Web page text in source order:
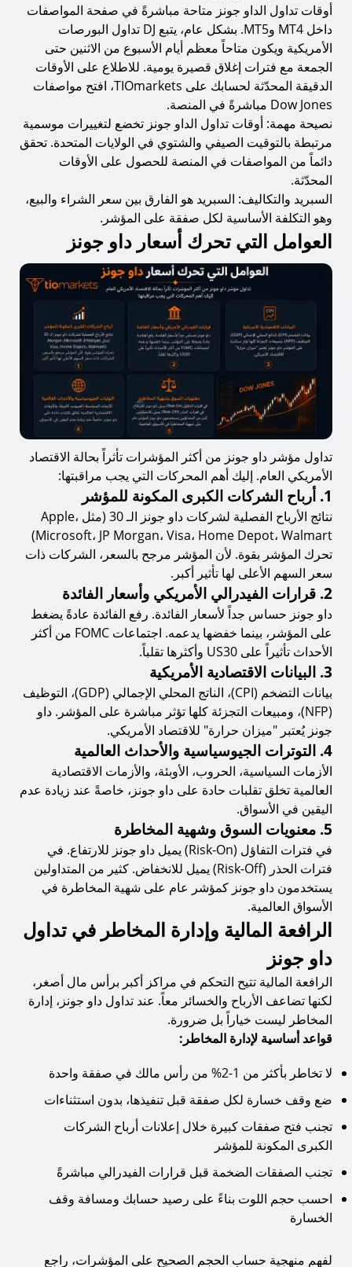
أوقات تداول الداو جونز متاحة مباشرةً في صفحة المواصفات
داخل MT4 وMT5. بشكل عام، يتبع DJ تداول البورصات
الأمريكية ويكون متاحاً معظم أيام الأسبوع من الاثنين حتى
الجمعة مع فترات إغلاق قصيرة يومية. للاطلاع على الأوقات
الدقيقة المحدّثة لحسابك على TIOmarkets، افتح مواصفات
Dow Jones مباشرةً في المنصة.
نصيحة مهمة: أوقات تداول الداو جونز تخضع لتغييرات موسمية
مرتبطة بالتوقيت الصيفي والشتوي في الولايات المتحدة. تحقق
دائماً من المواصفات في المنصة للحصول على الأوقات
المحدّثة.
السبريد والتكاليف: السبريد هو الفارق بين سعر الشراء والبيع،
وهو التكلفة الأساسية لكل صفقة على المؤشر.
العوامل التي تحرك أسعار داو جونز
تداول مؤشر داو جونز من أكثر المؤشرات تأثراً بحالة الاقتصاد
الأمريكي العام. إليك أهم المحركات التي يجب مراقبتها:
1. أرباح الشركات الكبرى المكونة للمؤشر
نتائج الأرباح الفصلية لشركات داو جونز الـ 30 (مثل Apple،
Microsoft، JP Morgan، Visa، Home Depot، Walmart)
تحرك المؤشر بقوة. لأن المؤشر مرجح بالسعر، الشركات ذات
سعر السهم الأعلى لها تأثير أكبر.
2. قرارات الفيدرالي الأمريكي وأسعار الفائدة
داو جونز حساس جداً لأسعار الفائدة. رفع الفائدة عادةً يضغط
على المؤشر، بينما خفضها يدعمه. اجتماعات FOMC من أكثر
الأحداث تأثيراً على US30 وأكثرها تقلباً.
3. البيانات الاقتصادية الأمريكية
بيانات التضخم (CPI)، الناتج المحلي الإجمالي (GDP)، التوظيف
(NFP)، ومبيعات التجزئة كلها تؤثر مباشرة على المؤشر. داو
جونز يُعتبر "ميزان حرارة" للاقتصاد الأمريكي.
4. التوترات الجيوسياسية والأحداث العالمية
الأزمات السياسية، الحروب، الأوبئة، والأزمات الاقتصادية
العالمية تخلق تقلبات حادة على داو جونز، خاصةً عند زيادة عدم
اليقين في الأسواق.
5. معنويات السوق وشهية المخاطرة
في فترات التفاؤل (Risk-On) يميل داو جونز للارتفاع. في
فترات الحذر (Risk-Off) يميل للانخفاض. كثير من المتداولين
يستخدمون داو جونز كمؤشر عام على شهية المخاطرة في
الأسواق العالمية.
الرافعة المالية وإدارة المخاطر في تداول
داو جونز
الرافعة المالية تتيح التحكم في مراكز أكبر برأس مال أصغر،
لكنها تضاعف الأرباح والخسائر معاً. عند تداول داو جونز، إدارة
المخاطر ليست خياراً بل ضرورة.
قواعد أساسية لإدارة المخاطر:
لا تخاطر بأكثر من 1-2% من رأس مالك في صفقة واحدة
ضع وقف خسارة لكل صفقة قبل تنفيذها، بدون استثناءات
تجنب فتح صفقات كبيرة خلال إعلانات أرباح الشركات
الكبرى المكونة للمؤشر
تجنب الصفقات الضخمة قبل قرارات الفيدرالي مباشرةً
احسب حجم اللوت بناءً على رصيد حسابك ومسافة وقف
الخسارة
لفهم منهجية حساب الحجم الصحيح على المؤشرات، راجع